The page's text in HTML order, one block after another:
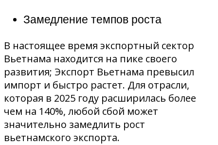
Замедление темпов роста
В настоящее время экспортный сектор
Вьетнама находится на пике своего
развития; Экспорт Вьетнама превысил
импорт и быстро растет. Для отрасли,
которая в 2025 году расширилась более
чем на 140%, любой сбой может
значительно замедлить рост
вьетнамского экспорта.